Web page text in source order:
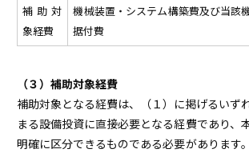
補助対
象経費
機械装置・システム構築費及び当該
据付費
（３）補助対象経費
補助対象となる経費は、（１）に掲げるいず
まる設備投資に直接必要となる経費であり、
明確に区分できるものである必要があります